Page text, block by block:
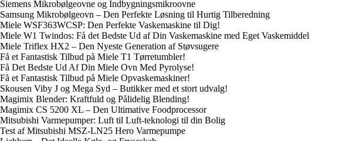
Siemens Mikrobølgeovne og Indbygningsmikroovne
Samsung Mikrobølgeovn – Den Perfekte Løsning til Hurtig Tilberedning
Miele WSF363WCSP: Den Perfekte Vaskemaskine til Dig!
Miele W1 Twindos: Få det Bedste Ud af Din Vaskemaskine med Eget Vaskemiddel
Miele Triflex HX2 – Den Nyeste Generation af Støvsugere
Få et Fantastisk Tilbud på Miele T1 Tørretumbler!
Få Det Bedste Ud Af Din Miele Ovn Med Pyrolyse!
Få et Fantastisk Tilbud på Miele Opvaskemaskiner!
Skousen Viby J og Mega Syd – Butikker med et stort udvalg!
Magimix Blender: Kraftfuld og Pålidelig Blending!
Magimix CS 5200 XL – Den Ultimative Foodprocessor
Mitsubishi Varmepumper: Luft til Luft-teknologi til din Bolig
Test af Mitsubishi MSZ-LN25 Hero Varmepumpe